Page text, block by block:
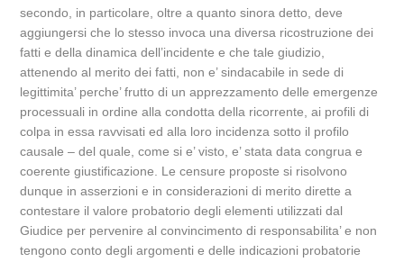
secondo, in particolare, oltre a quanto sinora detto, deve
aggiungersi che lo stesso invoca una diversa ricostruzione dei
fatti e della dinamica dell’incidente e che tale giudizio,
attenendo al merito dei fatti, non e’ sindacabile in sede di
legittimita’ perche’ frutto di un apprezzamento delle emergenze
processuali in ordine alla condotta della ricorrente, ai profili di
colpa in essa ravvisati ed alla loro incidenza sotto il profilo
causale – del quale, come si e’ visto, e’ stata data congrua e
coerente giustificazione. Le censure proposte si risolvono
dunque in asserzioni e in considerazioni di merito dirette a
contestare il valore probatorio degli elementi utilizzati dal
Giudice per pervenire al convincimento di responsabilita’ e non
tengono conto degli argomenti e delle indicazioni probatorie